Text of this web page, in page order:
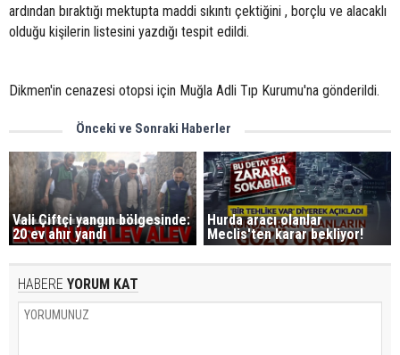
ardından bıraktığı mektupta maddi sıkıntı çektiğini , borçlu ve alacaklı
olduğu kişilerin listesini yazdığı tespit edildi.
Dikmen'in cenazesi otopsi için Muğla Adli Tıp Kurumu'na gönderildi.
Önceki ve Sonraki Haberler
Vali Çiftçi yangın bölgesinde:
20 ev ahır yandı
Hurda aracı olanlar
Meclis'ten karar bekliyor!
HABERE YORUM KAT